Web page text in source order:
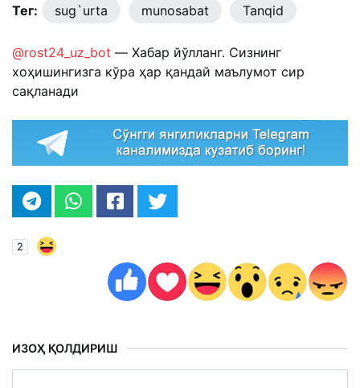
Тег: sug`urta munosabat Tanqid
@rost24_uz_bot — Хабар йўлланг. Сизнинг
хоҳишингизга кўра ҳар қандай маълумот сир
сақланади
2
ИЗОҲ ҚОЛДИРИШ